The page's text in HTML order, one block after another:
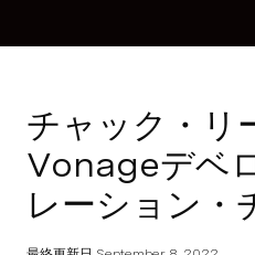
チャック・リ
Vonageデベ
レーション・